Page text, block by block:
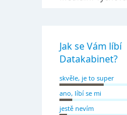
Jak se Vám líbí
Datakabinet?
skvěle, je to super
ano, líbí se mi
jestě nevím